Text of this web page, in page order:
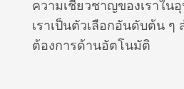
ความเชี่ยวชาญของเราใน
เราเป็นตัวเลือกอันดับต้น ๆ
ต้องการด้านอัตโนมัติ